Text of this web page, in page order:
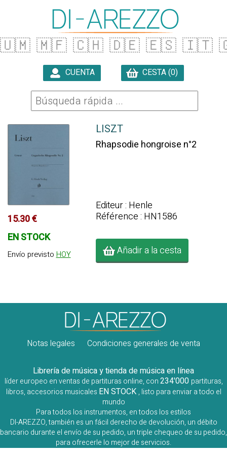
🇺🇲 🇲🇫 🇨🇭 🇩🇪 🇪🇸 🇮🇹
CUENTA CESTA (0)
15.30 €
EN STOCK
Envío previsto HOY
LISZT
Rhapsodie hongroise n°2
Editeur : Henle
Référence : HN1586
Añadir a la cesta
Notas legales Condiciones generales de venta
Librería de música y tienda de música en línea
líder europeo en ventas de partituras online, con234'000 partituras,
libros, accesorios musicales EN STOCK , listo para enviar a todo el
mundo
Para todos los instrumentos, en todos los estilos
DI-AREZZO, también es un fácil derecho de devolución, un débito
bancario durante el envío de su pedido, un triple chequeo de su pedido,
para ofrecerle lo mejor de servicios.